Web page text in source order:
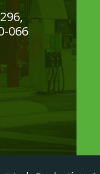
066